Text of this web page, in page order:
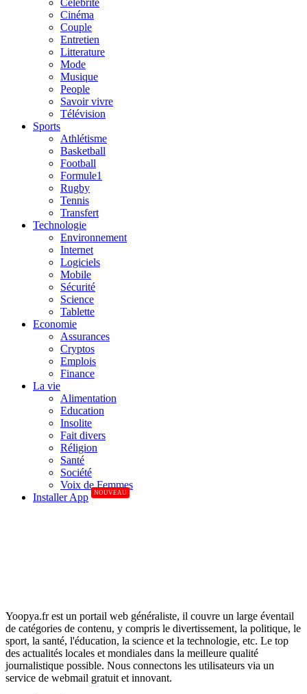
Célébrité
Cinéma
Couple
Entretien
Litterature
Mode
Musique
People
Savoir vivre
Télévision
Sports
Athlétisme
Basketball
Football
Formule1
Rugby
Tennis
Transfert
Technologie
Environnement
Internet
Logiciels
Mobile
Sécurité
Science
Tablette
Economie
Assurances
Cryptos
Emplois
Finance
La vie
Alimentation
Education
Insolite
Fait divers
Réligion
Santé
Société
Voix de Femmes
Installer App
NOUVEAU
Yoopya.fr est un portail web généraliste, il couvre un large éventail
de catégories de contenu, y compris le divertissement, la politique, le
sport, la santé, l'éducation, la science et la technologie, etc. Le top
des actualités locales et mondiales dans la meilleure qualité
journalistique possible. Nous connectons les utilisateurs via un
service de webmail gratuit et innovant.